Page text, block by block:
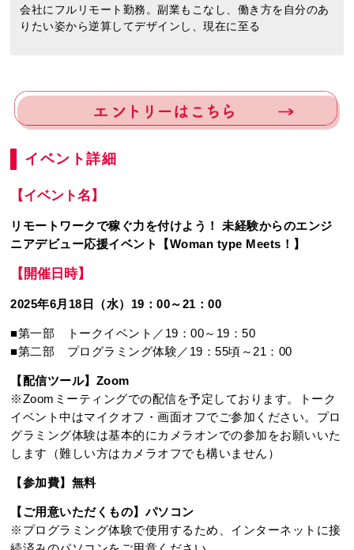
会社にフルリモート勤務。副業もこなし、働き方を自分のあ
りたい姿から逆算してデザインし、現在に至る
イベント詳細
【イベント名】
リモートワークで稼ぐ力を付けよう！ 未経験からのエンジ
ニアデビュー応援イベント【Woman type Meets！】
【開催日時】
2025年6月18日（水）19：00～21：00
■第一部 トークイベント／19：00～19：50
■第二部 プログラミング体験／19：55頃～21：00
【配信ツール】Zoom
※Zoomミーティングでの配信を予定しております。トーク
イベント中はマイクオフ・画面オフでご参加ください。プロ
グラミング体験は基本的にカメラオンでの参加をお願いいた
します（難しい方はカメラオフでも構いません）
【参加費】無料
【ご用意いただくもの】パソコン
※プログラミング体験で使用するため、インターネットに接